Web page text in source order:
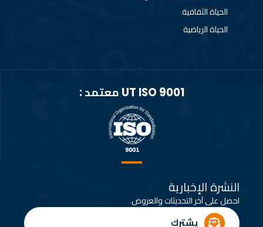
الحياة الثقافية
الحياة الرياضية
UT ISO 9001 معتمد :
النشرة الإخبارية
احصل على آخر التحديثات والعروض.
يشترك